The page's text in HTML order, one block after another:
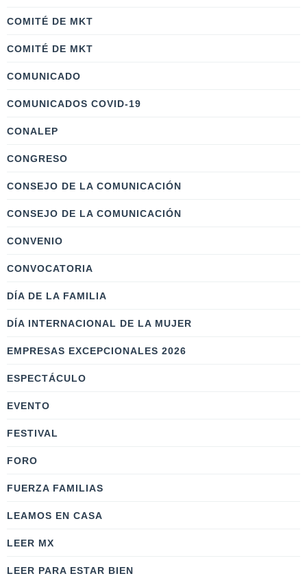
COMITÉ DE MKT
COMITÉ DE MKT
COMUNICADO
COMUNICADOS COVID-19
CONALEP
CONGRESO
CONSEJO DE LA COMUNICACIÓN
CONSEJO DE LA COMUNICACIÓN
CONVENIO
CONVOCATORIA
DÍA DE LA FAMILIA
DÍA INTERNACIONAL DE LA MUJER
EMPRESAS EXCEPCIONALES 2026
ESPECTÁCULO
EVENTO
FESTIVAL
FORO
FUERZA FAMILIAS
LEAMOS EN CASA
LEER MX
LEER PARA ESTAR BIEN